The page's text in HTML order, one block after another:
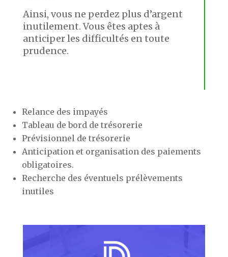
Ainsi, vous ne perdez plus d’argent
inutilement. Vous êtes aptes à
anticiper les difficultés en toute
prudence.
Relance des impayés
Tableau de bord de trésorerie
Prévisionnel de trésorerie
Anticipation et organisation des paiements
obligatoires.
Recherche des éventuels prélèvements
inutiles